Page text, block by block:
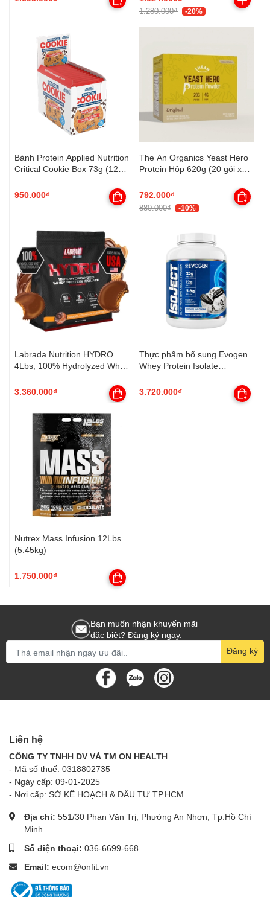
1.280.000₫ -20%
Bánh Protein Applied Nutrition
Critical Cookie Box 73g (12
950.000₫
The An Organics Yeast Hero
Protein Hộp 620g (20 gói x
792.000₫
880.000₫ -10%
Labrada Nutrition HYDRO
4Lbs, 100% Hydrolyzed Whey
3.360.000₫
Thực phẩm bổ sung Evogen
Whey Protein Isolate
3.720.000₫
Nutrex Mass Infusion 12Lbs
(5.45kg)
1.750.000₫
Bạn muốn nhận khuyến mãi
đặc biệt? Đăng ký ngay.
Đăng ký
Liên hệ
CÔNG TY TNHH DV VÀ TM ON HEALTH
- Mã số thuế: 0318802735
- Ngày cấp: 09-01-2025
- Nơi cấp: SỞ KẾ HOẠCH & ĐẦU TƯ TP.HCM
Địa chỉ: 551/30 Phan Văn Trị, Phường An Nhơn, Tp.Hồ Chí
Minh
Số điện thoại: 036-6699-668
Email: ecom@onfit.vn